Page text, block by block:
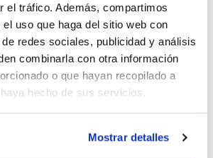
el tráfico. Además, compartimos
uso que haga del sitio web con
redes sociales, publicidad y análisis
combinarla con otra información
o que hayan recopilado a
hecho de sus servicios.
Mostrar detalles
descargas
con esta imagen son
entrega inmediata.